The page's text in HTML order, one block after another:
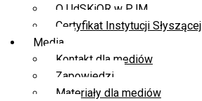
O UdSKiOR w PJM
Certyfikat Instytucji Słyszącej
Media
Kontakt dla mediów
Zapowiedzi
Materiały dla mediów